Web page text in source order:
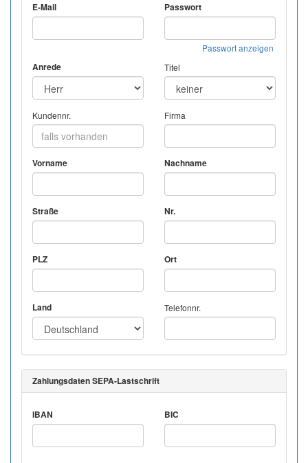
E-Mail Passwort
Passwort anzeigen
Anrede Titel
Kundennr. Firma
Vorname Nachname
Straße Nr.
PLZ Ort
Land Telefonnr.
Zahlungsdaten SEPA-Lastschrift
IBAN BIC